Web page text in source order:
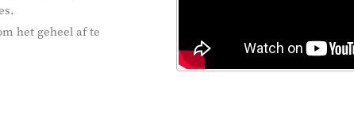
het geheel af te